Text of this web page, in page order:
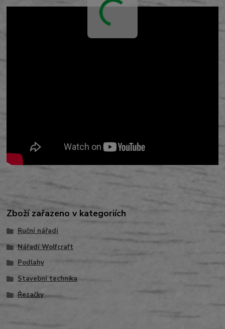
Zboží zařazeno v kategoriích
Ruční nářadí
Nářadí Wolfcraft
Podlahy
Stavební technika
Řezačky